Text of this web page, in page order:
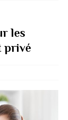
les
privé